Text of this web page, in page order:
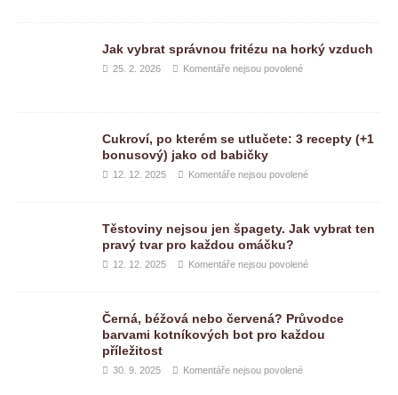
Jak vybrat správnou fritézu na horký vzduch
25. 2. 2026 Komentáře nejsou povolené
Cukroví, po kterém se utlučete: 3 recepty (+1
bonusový) jako od babičky
12. 12. 2025 Komentáře nejsou povolené
Těstoviny nejsou jen špagety. Jak vybrat ten
pravý tvar pro každou omáčku?
12. 12. 2025 Komentáře nejsou povolené
Černá, béžová nebo červená? Průvodce
barvami kotníkových bot pro každou
příležitost
30. 9. 2025 Komentáře nejsou povolené